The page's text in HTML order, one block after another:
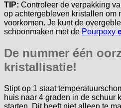
TIP: Controleer de verpakking
op achtergebleven kristallen om
voorkomen. Je kunt de
schoonmaken met de Pourpoxy
De nummer één
kristallisatie!
Stipt op 1 staat
huis naar 4 graden in de schuur